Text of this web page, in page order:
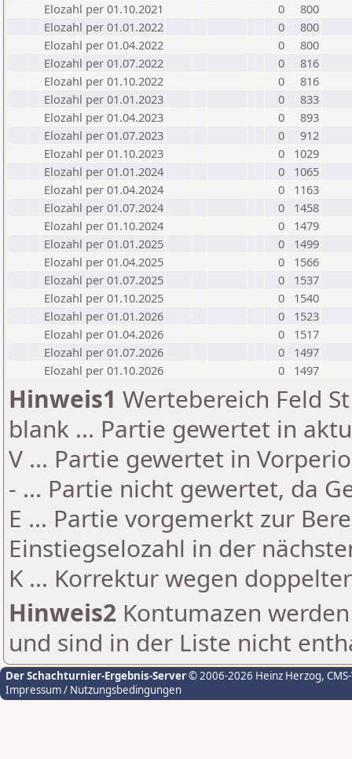
Elozahl per 01.10.2021
0
800
Elozahl per 01.01.2022
0
800
Elozahl per 01.04.2022
0
800
Elozahl per 01.07.2022
0
816
Elozahl per 01.10.2022
0
816
Elozahl per 01.01.2023
0
833
Elozahl per 01.04.2023
0
893
Elozahl per 01.07.2023
0
912
Elozahl per 01.10.2023
0
1029
Elozahl per 01.01.2024
0
1065
Elozahl per 01.04.2024
0
1163
Elozahl per 01.07.2024
0
1458
Elozahl per 01.10.2024
0
1479
Elozahl per 01.01.2025
0
1499
Elozahl per 01.04.2025
0
1566
Elozahl per 01.07.2025
0
1537
Elozahl per 01.10.2025
0
1540
Elozahl per 01.01.2026
0
1523
Elozahl per 01.04.2026
0
1517
Elozahl per 01.07.2026
0
1497
Elozahl per 01.10.2026
0 1497
Hinweis1 Wertebereich Feld
blank ... Partie gewertet in
V ... Partie gewertet in
- ... Partie nicht gewertet, da
E ... Partie vorgemerkt zur
Einstiegselozahl in der
K ... Korrektur wegen
Hinweis2 Kontumazen
und sind in der Liste nicht
Der Schachturnier-Ergebnis-Server© 2006-2026 Heinz Herzog,
Impressum / Nutzungsbedingungen